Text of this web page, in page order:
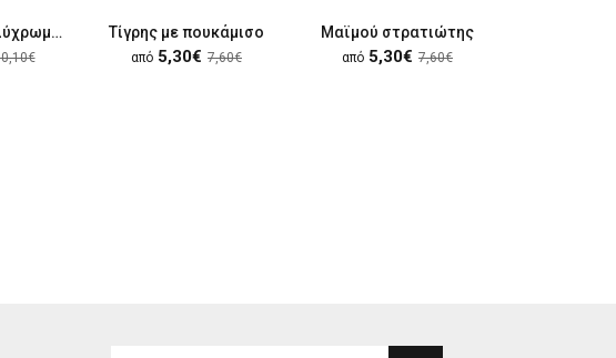
Αφηρημένο Πολύχρωμο Ελάφι Τίγρης με πουκάμισο
από 5,30€ 7,60€
Μαϊμού στρατιώτης
από 5,30€ 7,60€